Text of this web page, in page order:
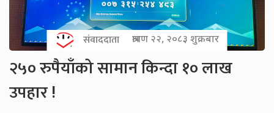
संवाददाता श्रावण २२, २०८३ शुक्रबार
२५० रुपैयाँको सामान किन्दा १० लाख
उपहार !